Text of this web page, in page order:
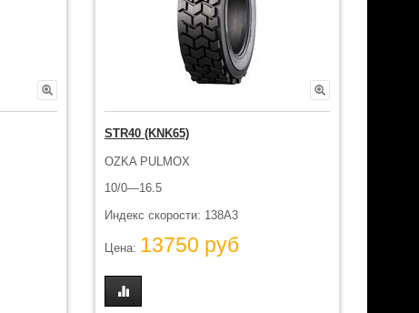
STR40 (KNK65)
OZKA PULMOX
10/0—16.5
Индекс скорости: 138A3
Цена: 13750 руб